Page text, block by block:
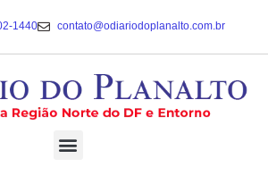
1440 contato@odiariodoplanalto.com.br